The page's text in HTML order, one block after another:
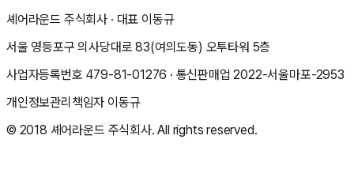
셰어라운드 주식회사 · 대표 이동규
서울 영등포구 의사당대로 83(여의도동) 오투타워 5층
사업자등록번호 479-81-01276 · 통신판매업2022-서울마포-2953
개인정보관리책임자 이동규
© 2018 셰어라운드 주식회사. All rights reserved.